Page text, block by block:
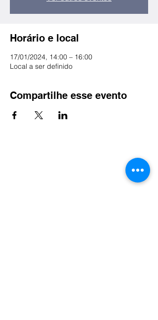
Horário e local
17/01/2024, 14:00 – 16:00
Local a ser definido
Compartilhe esse evento